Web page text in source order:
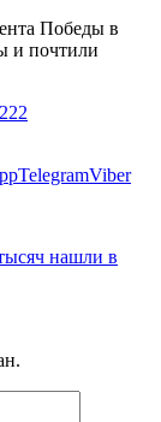
Победы в
и почтили
TelegramViber
нашли в